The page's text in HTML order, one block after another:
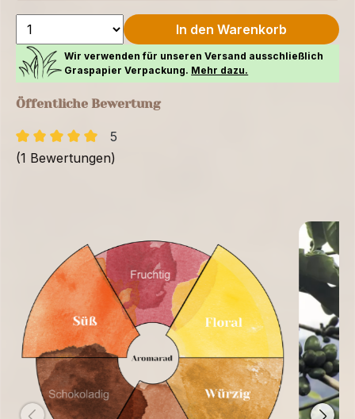
In den Warenkorb
Wir verwenden für unseren Versand ausschließlich
Graspapier Verpackung. Mehr dazu.
Öffentliche Bewertung
5
(1 Bewertungen)